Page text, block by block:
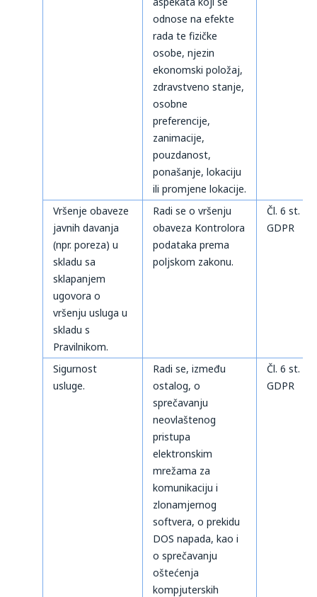
odnose na efekte
rada te fizičke
osobe, njezin
ekonomski položaj,
zdravstveno stanje,
osobne
preferencije,
zanimacije,
pouzdanost,
ponašanje, lokaciju
ili promjene lokacije.
Vršenje obaveze
javnih davanja
(npr. poreza) u
skladu sa
sklapanjem
ugovora o
vršenju usluga u
skladu s
Pravilnikom.
Radi se o vršenju
obaveza Kontrolora
podataka prema
poljskom zakonu.
Čl. 6 st. 1
GDPR
Sigurnost
usluge.
Radi se, između
ostalog, o
sprečavanju
neovlaštenog
pristupa
elektronskim
mrežama za
komunikaciju i
zlonamjernog
softvera, o prekidu
DOS napada, kao i
o sprečavanju
oštećenja
kompjuterskih
Čl. 6 st. 1
GDPR